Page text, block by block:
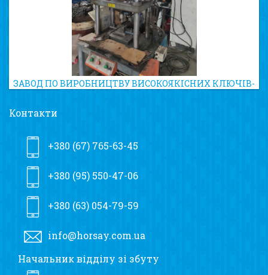
ЗАВОД ПО ВИРОБНИЦТВУ ВИСОКОЯКІСНИХ КЛЮЧІВ-
ТРІСКАЧОК ТА ГОЛОВОК ДО НИХ
Контакти
+380 (67) 765-63-45
+380 (95) 550-47-06
+380 (63) 054-79-59
info@horsay.com.ua
Начальник відділу зі збуту